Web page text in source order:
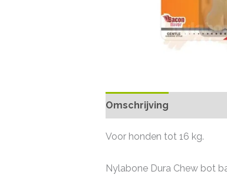
Omschrijving
Voor honden tot 16 kg.
Nylabone Dura Chew bot